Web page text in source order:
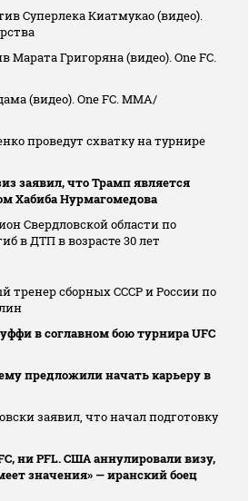
Суперлека Киатмукао (видео).
Марата Григоряна (видео). One FC.
(видео). One FC. MMA/
проведут схватку на турнире
заявил, что Трамп является
Хабиба Нурмагомедова
Свердловской области по
в ДТП в возрасте 30 лет
тренер сборных СССР и России по
в соглавном бою турнира UFC
предложили начать карьеру в
заявил, что начал подготовку
ни PFL. США аннулировали визу,
значения» — иранский боец